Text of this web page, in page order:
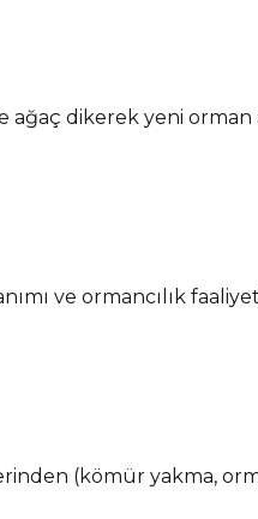
ağaç dikerek yeni orman
ve ormancılık
(kömür yakma,